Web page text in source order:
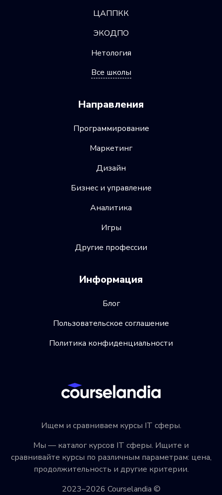
Ищем и сравниваем курсы IT сферы.
Мы — каталог курсов IT сферы. Ищите и
сравнивайте курсы по различным параметрам: цена,
продолжительность и другие критерии.
2023–2026 Courselandia ©
ЦАППКК
ЭКОДПО
Нетология
Все школы
Направления
Программирование
Маркетинг
Дизайн
Бизнес и управление
Аналитика
Игры
Другие профессии
Информация
Блог
Пользовательское соглашение
Политика конфиденциальности